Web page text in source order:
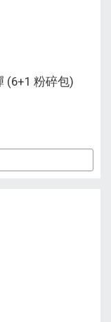
(6+1 粉碎包)